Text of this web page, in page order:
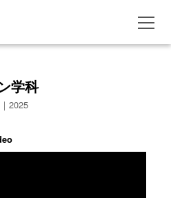
学科
2025